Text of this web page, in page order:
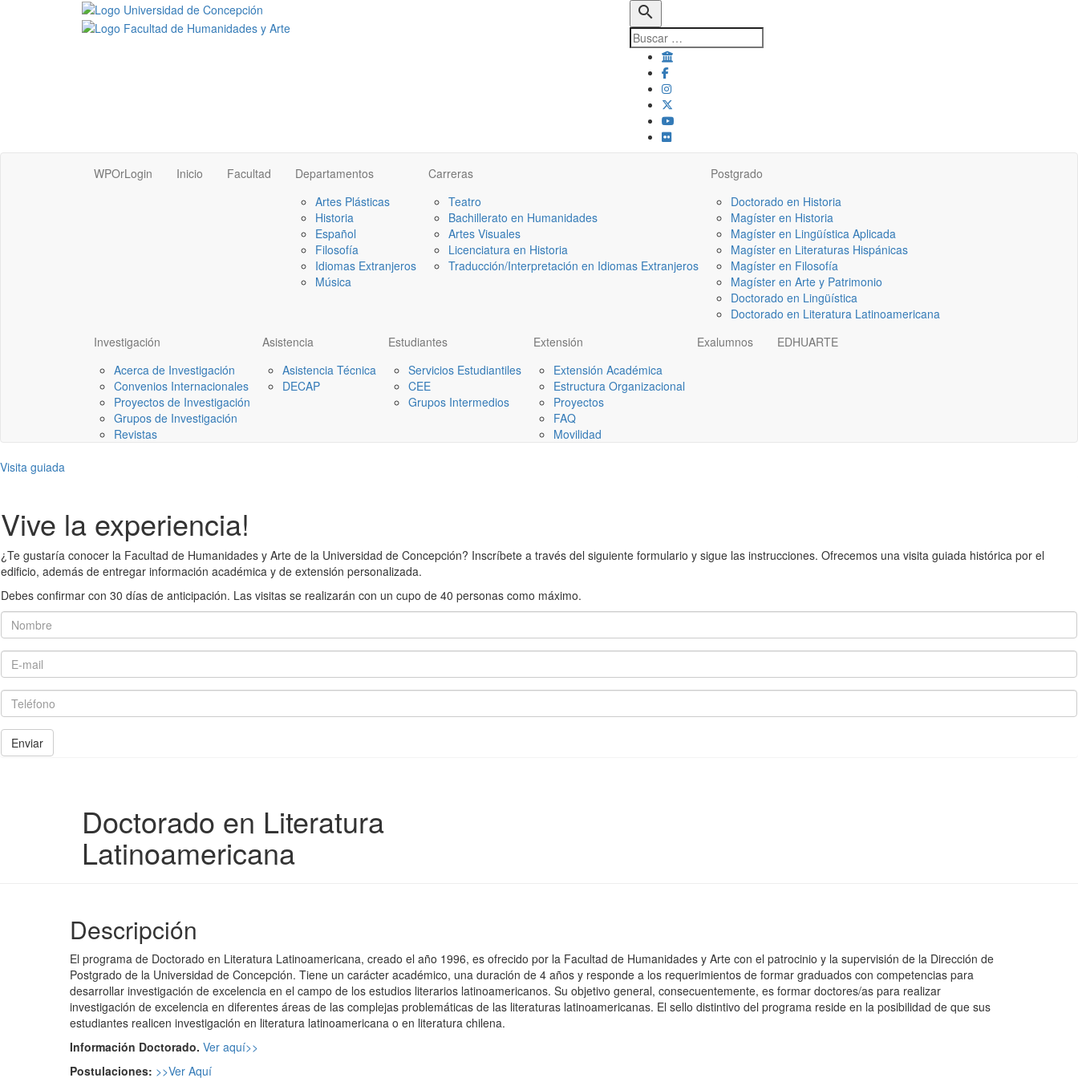
search
WPOrLogin Inicio Facultad
Departamentos
Artes Plásticas
Historia
Español
Filosofía
Idiomas Extranjeros
Música
Carreras
Teatro
Bachillerato en Humanidades
Artes Visuales
Licenciatura en Historia
Traducción/Interpretación en Idiomas Extranjeros
Postgrado
Doctorado en Historia
Magíster en Historia
Magíster en Lingüística Aplicada
Magíster en Literaturas Hispánicas
Magíster en Filosofía
Magíster en Arte y Patrimonio
Doctorado en Lingüística
Doctorado en Literatura Latinoamericana
Investigación
Acerca de Investigación
Convenios Internacionales
Proyectos de Investigación
Grupos de Investigación
Revistas
Asistencia
Asistencia Técnica
DECAP
Estudiantes
Servicios Estudiantiles
CEE
Grupos Intermedios
Extensión
Extensión Académica
Estructura Organizacional
Proyectos
FAQ
Movilidad
Exalumnos EDHUARTE
Visita guiada
Vive la experiencia!
¿Te gustaría conocer la Facultad de Humanidades y Arte de la Universidad de Concepción? Inscríbete a través del siguiente formulario y sigue las instrucciones. Ofrecemos una visita guiada histórica por el
edificio, además de entregar información académica y de extensión personalizada.
Debes confirmar con 30 días de anticipación. Las visitas se realizarán con un cupo de 40 personas como máximo.
Nombre
E-mail
Teléfono
Enviar
Doctorado en Literatura
Latinoamericana
Descripción
El programa de Doctorado en Literatura Latinoamericana, creado el año 1996, es ofrecido por la Facultad de Humanidades y Arte con el patrocinio y la supervisión de la Dirección de
Postgrado de la Universidad de Concepción. Tiene un carácter académico, una duración de 4 años y responde a los requerimientos de formar graduados con competencias para
desarrollar investigación de excelencia en el campo de los estudios literarios latinoamericanos. Su objetivo general, consecuentemente, es formar doctores/as para realizar
investigación de excelencia en diferentes áreas de las complejas problemáticas de las literaturas latinoamericanas. El sello distintivo del programa reside en la posibilidad de que sus
estudiantes realicen investigación en literatura latinoamericana o en literatura chilena.
Información Doctorado. Ver aquí>>
Postulaciones: >>Ver Aquí